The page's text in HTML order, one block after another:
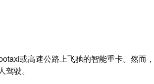
或高速公路上飞驰的智能重卡。然而
驶。